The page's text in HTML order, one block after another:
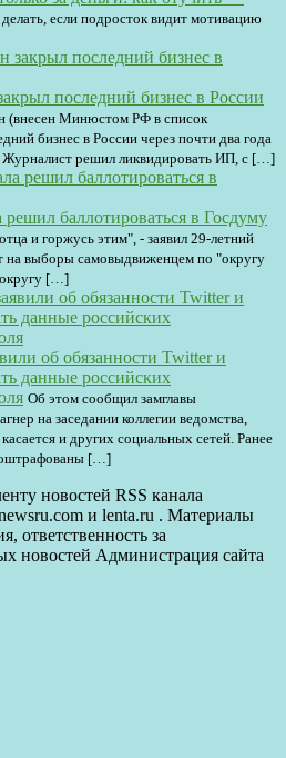
если подросток видит мотивацию
последний бизнес в России
(внесен Минюстом РФ в список
бизнес в России через почти два года
Журналист решил ликвидировать ИП, с […]
баллотироваться в Госдуму
и горжусь этим", - заявил 29-летний
на выборы самовыдвиженцем по "округу
[…]
об обязанности Twitter и
данные российских
Об этом сообщил замглавы
на заседании коллегии ведомства,
и других социальных сетей. Ранее
[…]
новостей RSS канала
и lenta.ru . Материалы
ответственность за
новостей Администрация сайта